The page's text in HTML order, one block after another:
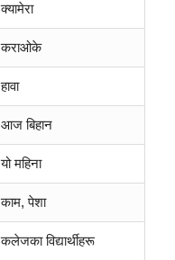
क्यामेरा
कराओके
हावा
आज बिहान
यो महिना
काम, पेशा
कलेजका विद्यार्थीहरू